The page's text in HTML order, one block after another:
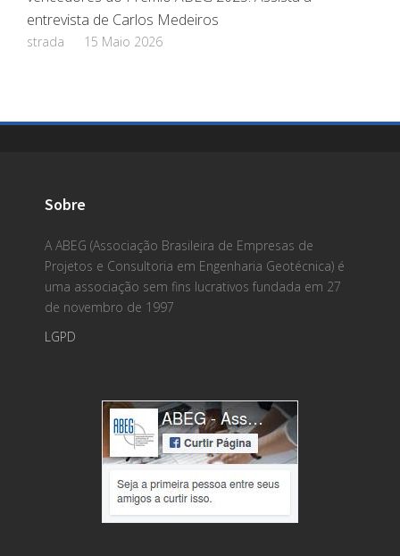
entrevista de Carlos Medeiros
strada 15 Maio 2026
Sobre
A ABEG (Associação Brasileira de Empresas de
Projetos e Consultoria em Engenharia Geotécnica) é
uma associação sem fins lucrativos fundada em 27
de novembro de 1997
LGPD